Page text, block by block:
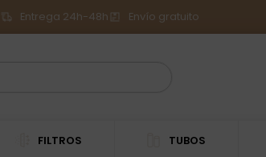
Entrega 24h-48h Envío gratuito
FILTROS TUBOS